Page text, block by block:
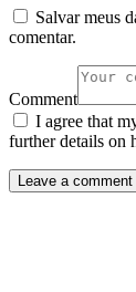
Salvar meus
comentar.
Comment
I agree that
further details on